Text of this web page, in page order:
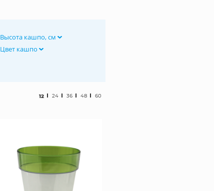
Высота кашпо, см
Цвет кашпо
12 24 36 48 60